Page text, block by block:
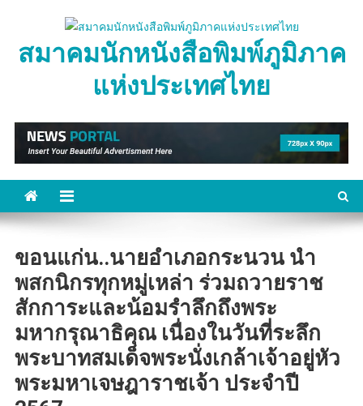
contentสมาคมนักหนังสือพิมพ์ภูมิภาค
แห่งประเทศไทย
ขอนแก่น..นายอำเภอกระนวน นำ
พสกนิกรทุกหมู่เหล่า ร่วมถวายราช
สักการะและน้อมรำลึกถึงพระ
มหากรุณาธิคุณ เนื่องในวันที่ระลึก
พระบาทสมเด็จพระนั่งเกล้าเจ้าอยู่หัว
พระมหาเจษฎาราชเจ้า ประจำปี